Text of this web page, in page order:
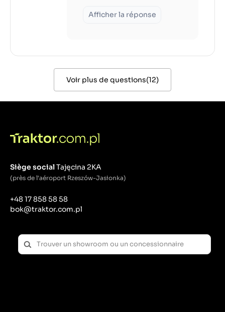
Afficher la réponse
Voir plus de questions(12)
Siège socialTajęcina 2KA
(près de l'aéroport Rzeszów-Jasionka)
+48 17 858 58 58
bok@traktor.com.pl